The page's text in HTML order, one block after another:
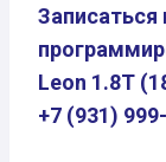
Записаться
Leon 1.8T
+7 (931)